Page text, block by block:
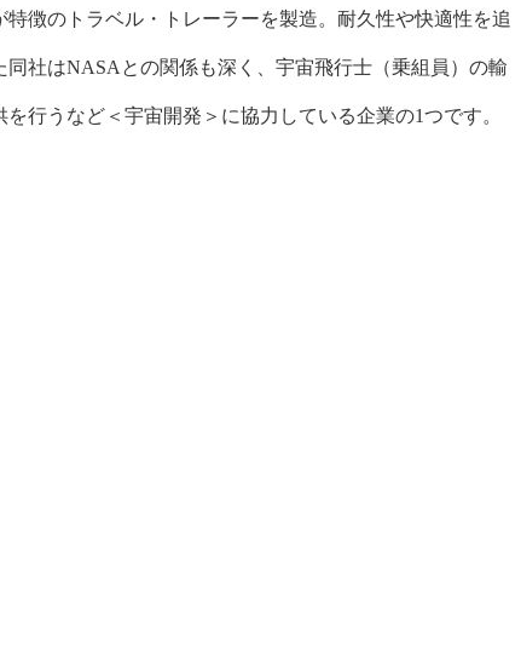
徴のトラベル・トレーラーを製造。耐久性や快適性を追
社はNASAとの関係も深く、宇宙飛行士（乗組員）の輸
行うなど＜宇宙開発＞に協力している企業の1つです。